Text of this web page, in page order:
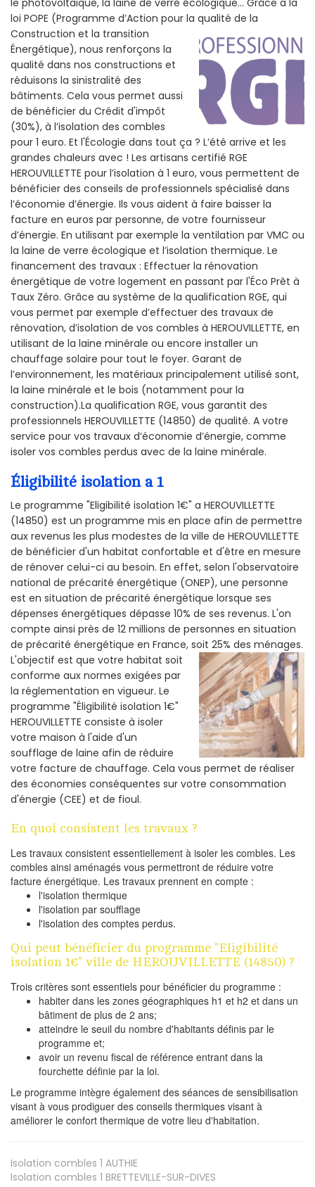
le photovoltaïque, la laine de verre écologique... Grâce a la
loi POPE (Programme d’Action pour la qualité de la
Construction et la transition
Énergétique), nous renforçons la
qualité dans nos constructions et
réduisons la sinistralité des
bâtiments. Cela vous permet aussi
de bénéficier du Crédit d'impôt
(30%), à l’isolation des combles
pour 1 euro. Et l'Écologie dans tout ça ? L’été arrive et les
grandes chaleurs avec ! Les artisans certifié RGE
HEROUVILLETTE pour l’isolation à 1 euro, vous permettent de
bénéficier des conseils de professionnels spécialisé dans
l’économie d’énergie. Ils vous aident à faire baisser la
facture en euros par personne, de votre fournisseur
d’énergie. En utilisant par exemple la ventilation par VMC ou
la laine de verre écologique et l’isolation thermique. Le
financement des travaux : Effectuer la rénovation
énergétique de votre logement en passant par l'Éco Prêt à
Taux Zéro. Grâce au système de la qualification RGE, qui
vous permet par exemple d’effectuer des travaux de
rénovation, d’isolation de vos combles à HEROUVILLETTE, en
utilisant de la laine minérale ou encore installer un
chauffage solaire pour tout le foyer. Garant de
l’environnement, les matériaux principalement utilisé sont,
la laine minérale et le bois (notamment pour la
construction).La qualification RGE, vous garantit des
professionnels HEROUVILLETTE (14850) de qualité. A votre
service pour vos travaux d’économie d’énergie, comme
isoler vos combles perdus avec de la laine minérale.
Éligibilité isolation a 1
Le programme "Eligibilité isolation 1€" a HEROUVILLETTE
(14850) est un programme mis en place afin de permettre
aux revenus les plus modestes de la ville de HEROUVILLETTE
de bénéficier d'un habitat confortable et d'être en mesure
de rénover celui-ci au besoin. En effet, selon l'observatoire
national de précarité énergétique (ONEP), une personne
est en situation de précarité énergétique lorsque ses
dépenses énergétiques dépasse 10% de ses revenus. L'on
compte ainsi près de 12 millions de personnes en situation
de précarité énergétique en France, soit 25% des ménages.
L'objectif est que votre habitat soit
conforme aux normes exigées par
la réglementation en vigueur. Le
programme "Éligibilité isolation 1€"
HEROUVILLETTE consiste à isoler
votre maison à l'aide d'un
soufflage de laine afin de réduire
votre facture de chauffage. Cela vous permet de réaliser
des économies conséquentes sur votre consommation
d'énergie (CEE) et de fioul.
En quoi consistent les travaux ?
Les travaux consistent essentiellement à isoler les combles. Les
combles ainsi aménagés vous permettront de réduire votre
facture énergétique. Les travaux prennent en compte :
l'isolation thermique
l'isolation par soufflage
l'isolation des comptes perdus.
Qui peut bénéficier du programme "Eligibilité
isolation 1€" ville de HEROUVILLETTE (14850) ?
Trois critères sont essentiels pour bénéficier du programme :
habiter dans les zones géographiques h1 et h2 et dans un
bâtiment de plus de 2 ans;
atteindre le seuil du nombre d'habitants définis par le
programme et;
avoir un revenu fiscal de référence entrant dans la
fourchette définie par la loi.
Le programme intègre également des séances de sensibilisation
visant à vous prodiguer des conseils thermiques visant à
améliorer le confort thermique de votre lieu d'habitation.
Isolation combles 1 AUTHIE
Isolation combles 1 BRETTEVILLE-SUR-DIVES